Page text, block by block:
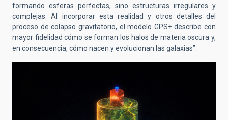
formando esferas perfectas, sino estructuras irregulares y
complejas. Al incorporar esta realidad y otros detalles del
proceso de colapso gravitatorio, el modelo GPS+ describe con
mayor fidelidad cómo se forman los halos de materia oscura y,
en consecuencia, cómo nacen y evolucionan las galaxias”.